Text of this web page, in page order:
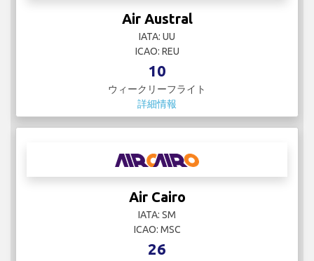
Air Austral
IATA: UU
ICAO: REU
10
ウィークリーフライト
詳細情報
Air Cairo
IATA: SM
ICAO: MSC
26